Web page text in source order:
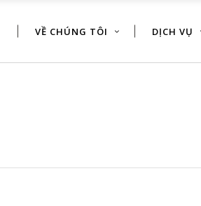
VỀ CHÚNG TÔI DỊCH VỤ